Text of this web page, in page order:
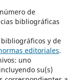
de
bibliográficas
y de
editoriales.
uno
su(s)